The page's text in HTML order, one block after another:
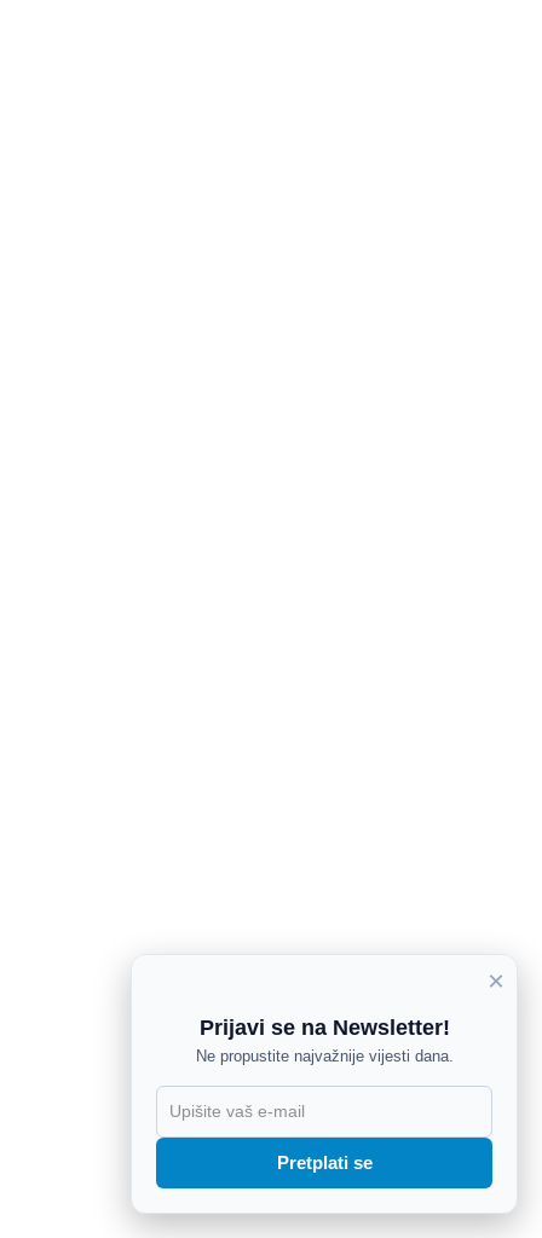
×
Prijavi se na Newsletter!
Ne propustite najvažnije vijesti dana.
Pretplati se